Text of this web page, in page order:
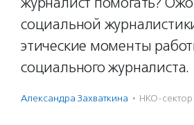
социальной
этические моменты
социального журналиста.
Александра Захваткина · НКО-сектор